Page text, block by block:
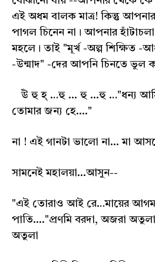
এই অধম বালক মাত্র! কিন্তু
পাগল চিনেন না। আপনার
মহলে। তাই "মূর্খ -অল্প শিক্ষিত -
-উন্মাদ" -দের আপনি চিনতে ভুল
উঁ হু হ্ …হু ... হু ...হু …"ধন্য
তোমার জন্য হে...."
না ! এই গানটা ভালো না... মা
সামনেই মহালয়া...আসুন--
"এই তোরাও আই রে…মায়ের
পাতি...."প্রণমি বরদা, অজরা
অতুলা